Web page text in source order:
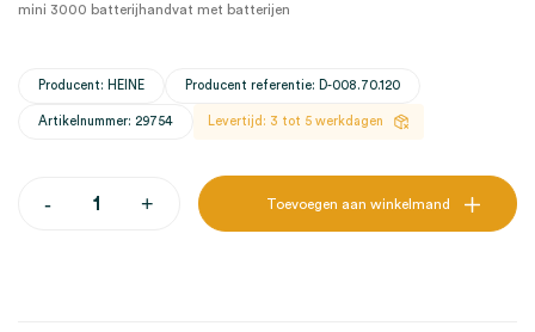
mini 3000 batterijhandvat met batterijen
Producent: HEINE Producent referentie: D-008.70.120
Artikelnummer: 29754 Levertijd: 3 tot 5 werkdagen
- + Toevoegen aan winkelmand